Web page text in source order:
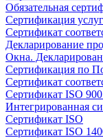
Обязательная
Сертификация услуг
Сертификат
Декларирование
Окна.
Сертификация по
Сертификат
Сертификат ISO
Интегрированная
Сертификат ISO
Сертификат ISO